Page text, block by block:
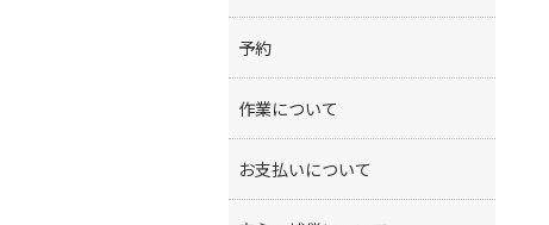
予約
作業について
お支払いについて